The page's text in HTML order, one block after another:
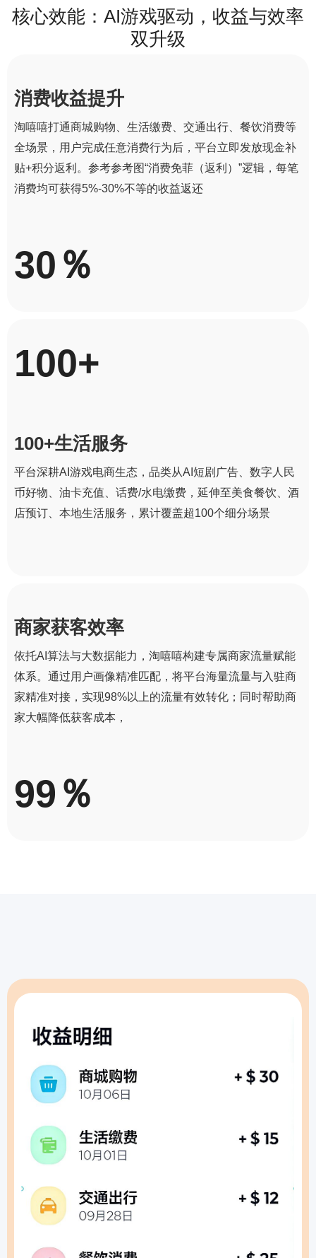
核心效能：AI游戏驱动，收益与效率
双升级
消费收益提升
淘嘻嘻打通商城购物、生活缴费、交通出行、餐饮消费等
全场景，用户完成任意消费行为后，平台立即发放现金补
贴+积分返利。参考参考图“消费免菲（返利）”逻辑，每笔
消费均可获得5%-30%不等的收益返还
30％
100+生活服务
平台深耕AI游戏电商生态，品类从AI短剧广告、数字人民
币好物、油卡充值、话费/水电缴费，延伸至美食餐饮、酒
店预订、本地生活服务，累计覆盖超100个细分场景
100+
商家获客效率
依托AI算法与大数据能力，淘嘻嘻构建专属商家流量赋能
体系。通过用户画像精准匹配，将平台海量流量与入驻商
家精准对接，实现98%以上的流量有效转化；同时帮助商
家大幅降低获客成本，
99％